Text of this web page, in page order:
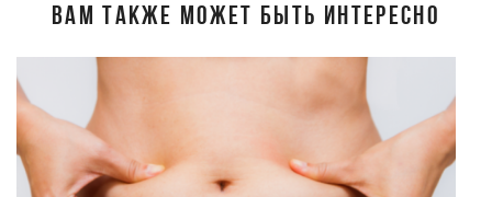
ВАМ ТАКЖЕ МОЖЕТ БЫТЬ ИНТЕРЕСНО